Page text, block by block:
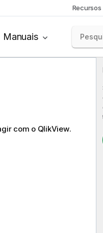
Recursos
Manuais
com o QlikView.